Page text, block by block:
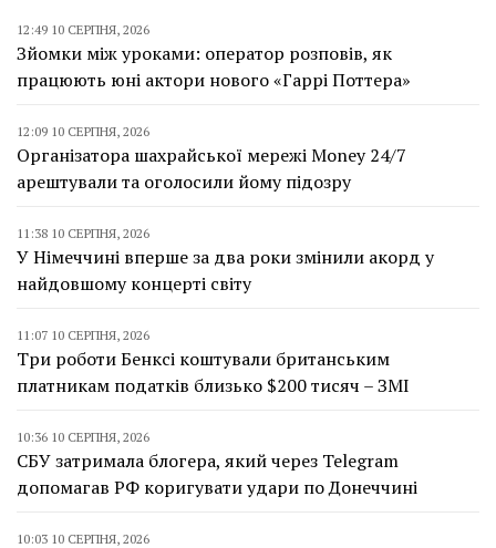
12:49 10 СЕРПНЯ, 2026
Зйомки між уроками: оператор розповів, як
працюють юні актори нового «Гаррі Поттера»
12:09 10 СЕРПНЯ, 2026
Організатора шахрайської мережі Money 24/7
арештували та оголосили йому підозру
11:38 10 СЕРПНЯ, 2026
У Німеччині вперше за два роки змінили акорд у
найдовшому концерті світу
11:07 10 СЕРПНЯ, 2026
Три роботи Бенксі коштували британським
платникам податків близько $200 тисяч – ЗМІ
10:36 10 СЕРПНЯ, 2026
СБУ затримала блогера, який через Telegram
допомагав РФ коригувати удари по Донеччині
10:03 10 СЕРПНЯ, 2026